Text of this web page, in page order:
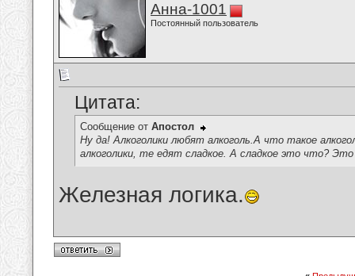
Анна-1001
Постоянный пользователь
Цитата:
Сообщение от Апостол
Ну да! Алкоголики любят алкоголь.А что такое
алкоголики, те едят сладкое. А сладкое это что?
Железная логика.